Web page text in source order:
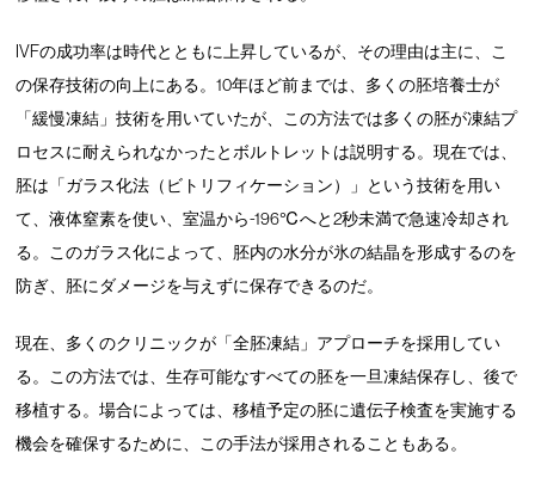
IVFの成功率は時代とともに上昇しているが、その理由は主に、こ
の保存技術の向上にある。10年ほど前までは、多くの胚培養士が
「緩慢凍結」技術を用いていたが、この方法では多くの胚が凍結プ
ロセスに耐えられなかったとボルトレットは説明する。現在では、
胚は「ガラス化法（ビトリフィケーション）」という技術を用い
て、液体窒素を使い、室温から-196℃へと2秒未満で急速冷却され
る。このガラス化によって、胚内の水分が氷の結晶を形成するのを
防ぎ、胚にダメージを与えずに保存できるのだ。
現在、多くのクリニックが「全胚凍結」アプローチを採用してい
る。この方法では、生存可能なすべての胚を一旦凍結保存し、後で
移植する。場合によっては、移植予定の胚に遺伝子検査を実施する
機会を確保するために、この手法が採用されることもある。